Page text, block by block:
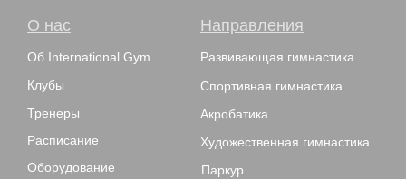
Направления
Развивающая гимнастика
Спортивная гимнастика
Акробатика
Художественная гимнастика
Паркур
О нас
Об International Gym
Клубы
Тренеры
Расписание
Оборудование